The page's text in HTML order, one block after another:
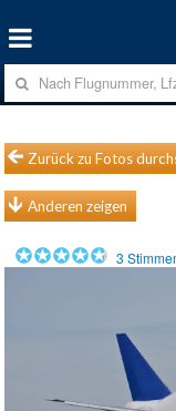
Zurück zu Fotos
Anderen zeigen
3